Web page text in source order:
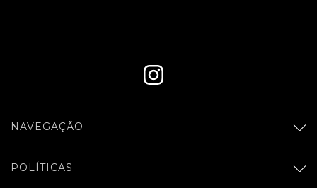
NAVEGAÇÃO
POLÍTICAS